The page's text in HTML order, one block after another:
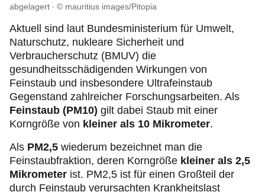
abgelagert
© mauritius images/Pitopia
Aktuell sind laut Bundesministerium für Umwelt,
Naturschutz, nukleare Sicherheit und
Verbraucherschutz (BMUV) die
gesundheitsschädigenden Wirkungen von
Feinstaub und insbesondere Ultrafeinstaub
Gegenstand zahlreicher Forschungsarbeiten. Als
Feinstaub (PM10) gilt dabei Staub mit einer
Korngröße von kleiner als 10 Mikrometer.
Als PM2,5 wiederum bezeichnet man die
Feinstaubfraktion, deren Korngröße kleiner als 2,5
Mikrometer ist. PM2,5 ist für einen Großteil der
durch Feinstaub verursachten Krankheitslast